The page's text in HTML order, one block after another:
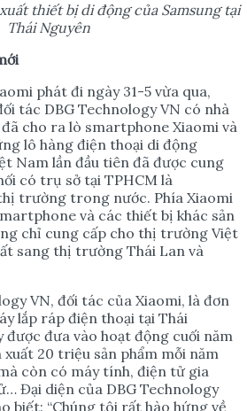
thiết bị di động của Samsung tại
Thái Nguyên
phát đi ngày 31-5 vừa qua,
tác DBG Technology VN có nhà
cho ra lò smartphone Xiaomi và
lô hàng điện thoại di động
Nam lần đầu tiên đã được cung
có trụ sở tại TPHCM là
trường trong nước. Phía Xiaomi
và các thiết bị khác sản
chỉ cung cấp cho thị trường Việt
sang thị trường Thái Lan và
VN, đối tác của Xiaomi, là đơn
lắp ráp điện thoại tại Thái
được đưa vào hoạt động cuối năm
xuất 20 triệu sản phẩm mỗi năm
còn có máy tính, điện tử gia
Đại diện của DBG Technology
biết: “Chúng tôi rất hào hứng về